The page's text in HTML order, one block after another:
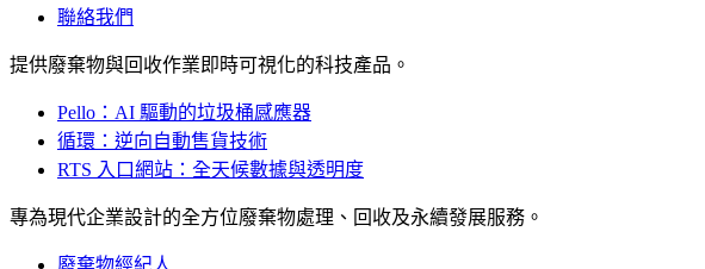
聯絡我們
提供廢棄物與回收作業即時可視化的科技產品。
Pello：AI 驅動的垃圾桶感應器
循環：逆向自動售貨技術
RTS 入口網站：全天候數據與透明度
專為現代企業設計的全方位廢棄物處理、回收及永續發展服務。
廢棄物經紀人